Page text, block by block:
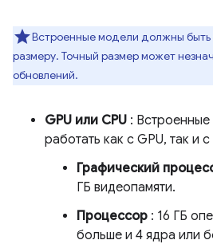
Встроенные модели должны быть
размеру. Точный размер может
обновлений.
GPU или CPU :
работать как с GPU, так и с
Графический
ГБ видеопамяти.
Процессор : 16 ГБ
больше и 4 ядра или